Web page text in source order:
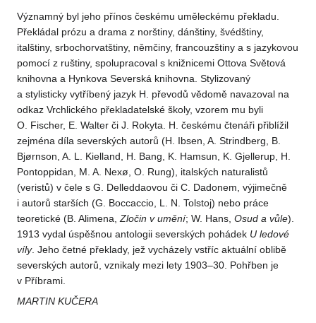
Významný byl jeho přínos českému uměleckému překladu.
Překládal prózu a drama z norštiny, dánštiny, švédštiny,
italštiny, srbochorvatštiny, němčiny, francouzštiny a s jazykovou
pomocí z ruštiny, spolupracoval s knižnicemi Ottova Světová
knihovna a Hynkova Severská knihovna. Stylizovaný
a stylisticky vytříbený jazyk H. převodů vědomě navazoval na
odkaz Vrchlického překladatelské školy, vzorem mu byli
O. Fischer, E. Walter či J. Rokyta. H. českému čtenáři přiblížil
zejména díla severských autorů (H. Ibsen, A. Strindberg, B.
Bjørnson, A. L. Kielland, H. Bang, K. Hamsun, K. Gjellerup, H.
Pontoppidan, M. A. Nexø, O. Rung), italských naturalistů
(veristů) v čele s G. Delleddaovou či C. Dadonem, výjimečně
i autorů starších (G. Boccaccio, L. N. Tolstoj) nebo práce
teoretické (B. Alimena, Zločin v umění; W. Hans, Osud a vůle).
1913 vydal úspěšnou antologii severských pohádek U ledové
víly. Jeho četné překlady, jež vycházely vstříc aktuální oblibě
severských autorů, vznikaly mezi lety 1903–30. Pohřben je
v Příbrami.
MARTIN KUČERA